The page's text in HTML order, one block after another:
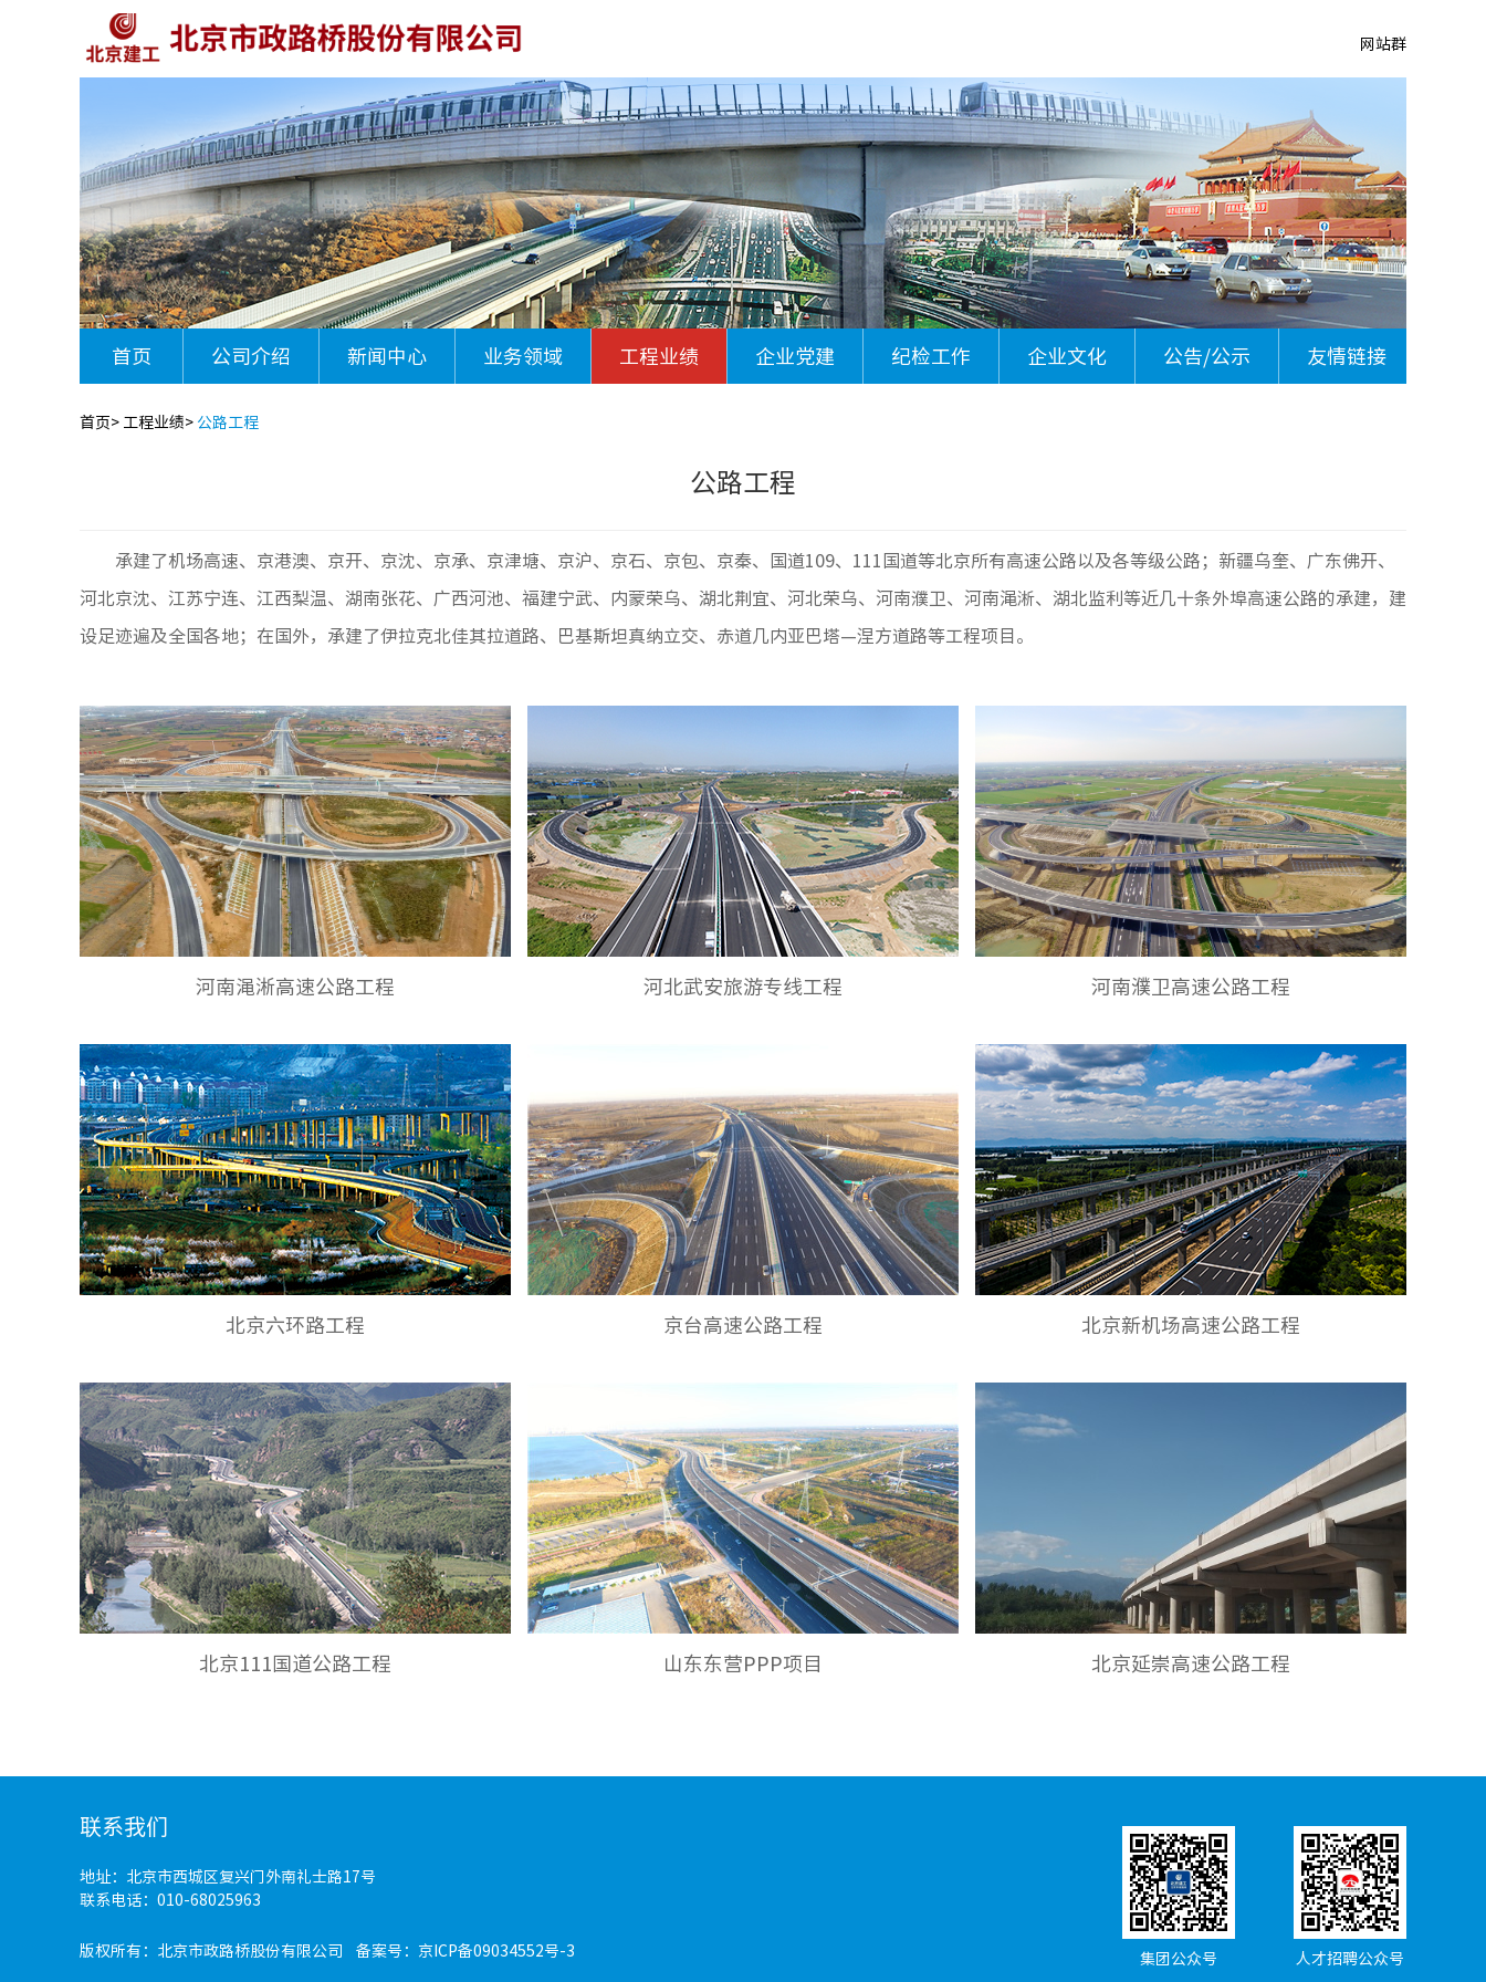
网站群
首页 公司介绍 新闻中心 业务领域 工程业绩 企业党建 纪检工作 企业文化 公告/公示 友情链接
首页 > 工程业绩> 公路工程
公路工程
承建了机场高速、京港澳、京开、京沈、京承、京津塘、京沪、京石、京包、京秦、国道109、111国道等北京所有高速公路以及各等级公路；新疆乌奎、广东佛开、
河北京沈、江苏宁连、江西梨温、湖南张花、广西河池、福建宁武、内蒙荣乌、湖北荆宜、河北荣乌、河南濮卫、河南渑淅、湖北监利等近几十条外埠高速公路的承建，建
设足迹遍及全国各地；在国外，承建了伊拉克北佳其拉道路、巴基斯坦真纳立交、赤道几内亚巴塔—涅方道路等工程项目。
河南渑淅高速公路工程 河北武安旅游专线工程 河南濮卫高速公路工程
北京六环路工程 京台高速公路工程 北京新机场高速公路工程
北京111国道公路工程 山东东营PPP项目 北京延崇高速公路工程
联系我们
地址：北京市西城区复兴门外南礼士路17号
联系电话：010-68025963
版权所有：北京市政路桥股份有限公司 备案号： 京ICP备09034552号-3 集团公众号 人才招聘公众号